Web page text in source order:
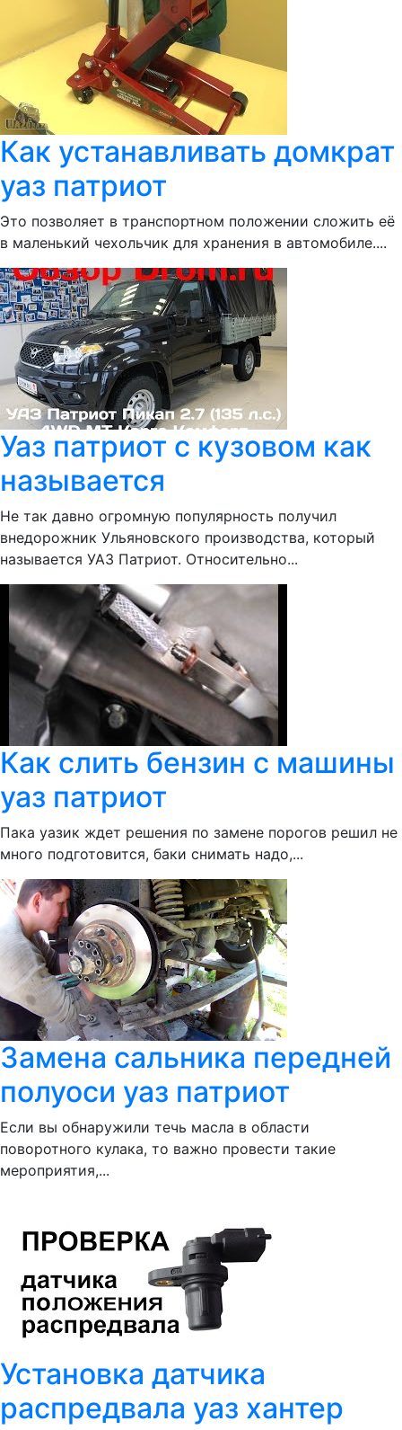
Как устанавливать домкрат
уаз патриот
Это позволяет в транспортном положении сложить её
в маленький чехольчик для хранения в автомобиле....
Уаз патриот с кузовом как
называется
Не так давно огромную популярность получил
внедорожник Ульяновского производства, который
называется УАЗ Патриот. Относительно...
Как слить бензин с машины
уаз патриот
Пака уазик ждет решения по замене порогов решил не
много подготовится, баки снимать надо,...
Замена сальника передней
полуоси уаз патриот
Если вы обнаружили течь масла в области
поворотного кулака, то важно провести такие
мероприятия,...
Установка датчика
распредвала уаз хантер